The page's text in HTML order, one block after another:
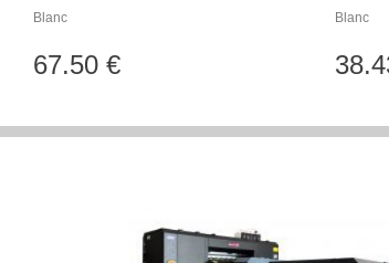
Blanc
67.50 €
Blanc